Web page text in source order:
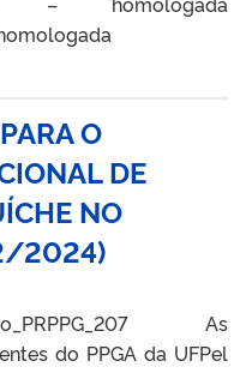
O
DE
NO
2024)
As
do PPGA da UFPel